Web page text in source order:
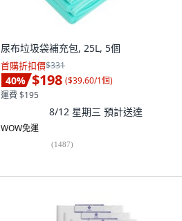
尿布垃圾袋補充包, 25L, 5個
首購折扣價$331
40% $198 ($39.60/1個)
運費 $195
8/12 星期三 預計送達
WOW免運
(1487)